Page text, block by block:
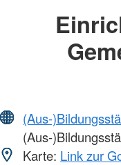
(Aus-
(Aus-
Karte: Link zur